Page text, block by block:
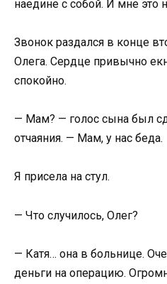
наедине с собой. И мне это
Звонок раздался в конце
Олега. Сердце привычно
спокойно.
— Мам? — голос сына был
отчаяния. — Мам, у нас беда.
Я присела на стул.
— Что случилось, Олег?
— Катя… она в больнице.
деньги на операцию.